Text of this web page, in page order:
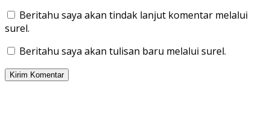
Beritahu saya akan tindak lanjut komentar melalui
surel.
Beritahu saya akan tulisan baru melalui surel.